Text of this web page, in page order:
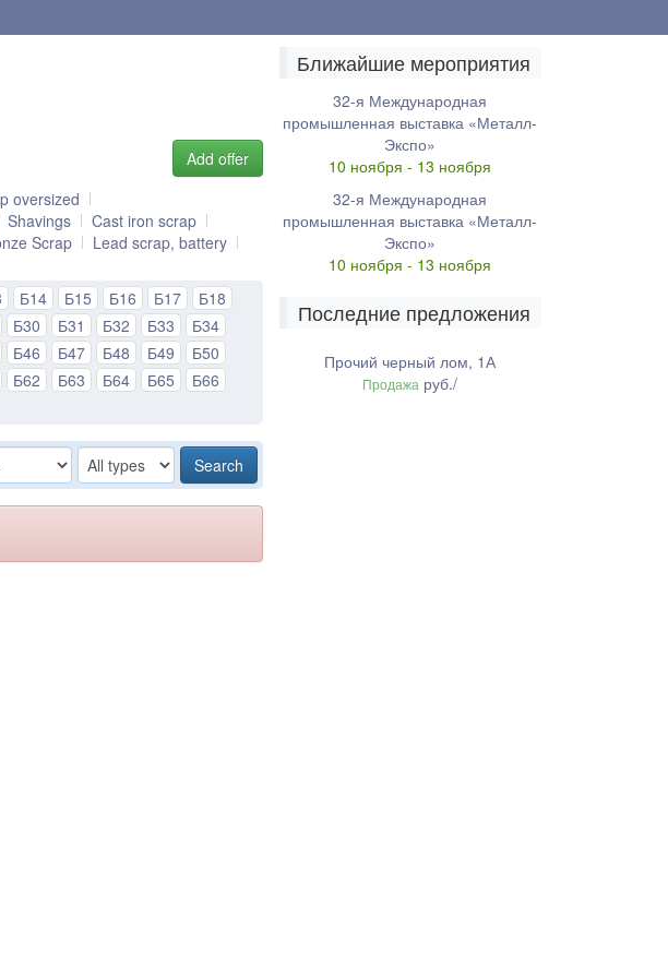
Add offer
oversized
Shavings
Cast iron scrap
Scrap
Lead scrap, battery
Б14 Б15 Б16 Б17
Б18
Б30 Б31 Б32 Б33
Б34
Б46 Б47 Б48 Б49
Б50
Б62 Б63 Б64 Б65
Б66
Search
Ближайшие мероприятия
32-я Международная
промышленная выставка «Металл-
Экспо»
10 ноября - 13 ноября
32-я Международная
промышленная выставка «Металл-
Экспо»
10 ноября - 13 ноября
Последние предложения
Прочий черный лом, 1А
Продажа руб./